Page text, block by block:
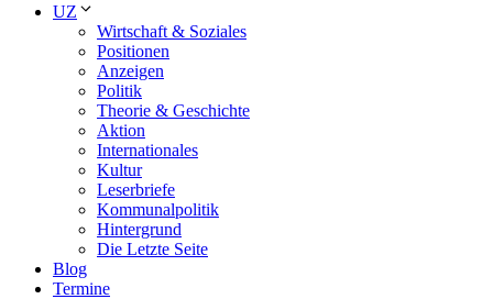
UZ
Wirtschaft & Soziales
Positionen
Anzeigen
Politik
Theorie & Geschichte
Aktion
Internationales
Kultur
Leserbriefe
Kommunalpolitik
Hintergrund
Die Letzte Seite
Blog
Termine